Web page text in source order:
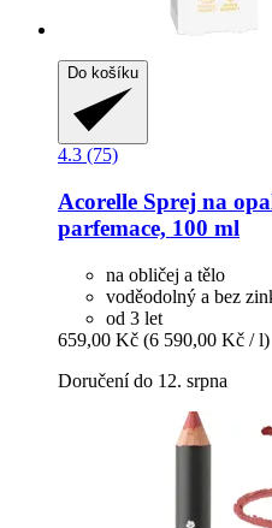
Do košíku
4.3 (75)
Acorelle Sprej na
parfemace, 100 ml
na obličej a tělo
voděodolný a bez
od 3 let
659,00 Kč (6 590,00 Kč / l)
Doručení do 12. srpna